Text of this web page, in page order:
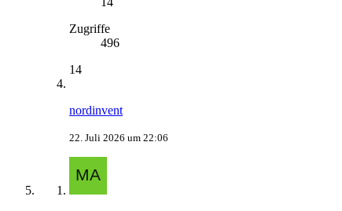
Zugriffe
496
14
nordinvent
22. Juli 2026 um 22:06